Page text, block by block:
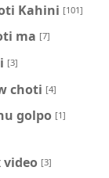
Kahini [101]
ma [7]
[3]
choti [4]
golpo [1]
video [3]